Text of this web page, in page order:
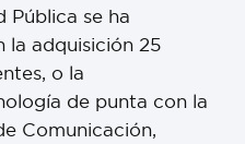
Pública se ha
la adquisición 25
o la
de punta con la
Comunicación,